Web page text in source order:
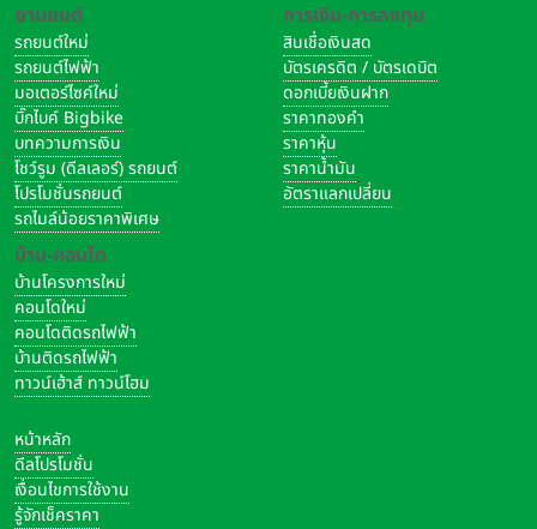
ยานยนต์
รถยนต์ใหม่
รถยนต์ไฟฟ้า
มอเตอร์ไซค์ใหม่
บิ๊กไบค์ Bigbike
บทความการเงิน
โชว์รูม (ดีลเลอร์) รถยนต์
โปรโมชั่นรถยนต์
รถไมล์น้อยราคาพิเศษ
บ้าน-คอนโด
บ้านโครงการใหม่
คอนโดใหม่
คอนโดติดรถไฟฟ้า
บ้านติดรถไฟฟ้า
ทาวน์เฮ้าส์ ทาวน์โฮม
การเงิน-การลงทุน
สินเชื่อเงินสด
บัตรเครดิต / บัตรเดบิต
ดอกเบี้ยเงินฝาก
ราคาทองคำ
ราคาหุ้น
ราคาน้ำมัน
อัตราแลกเปลี่ยน
หน้าหลัก
ดีลโปรโมชั่น
เงื่อนไขการใช้งาน
รู้จักเช็คราคา